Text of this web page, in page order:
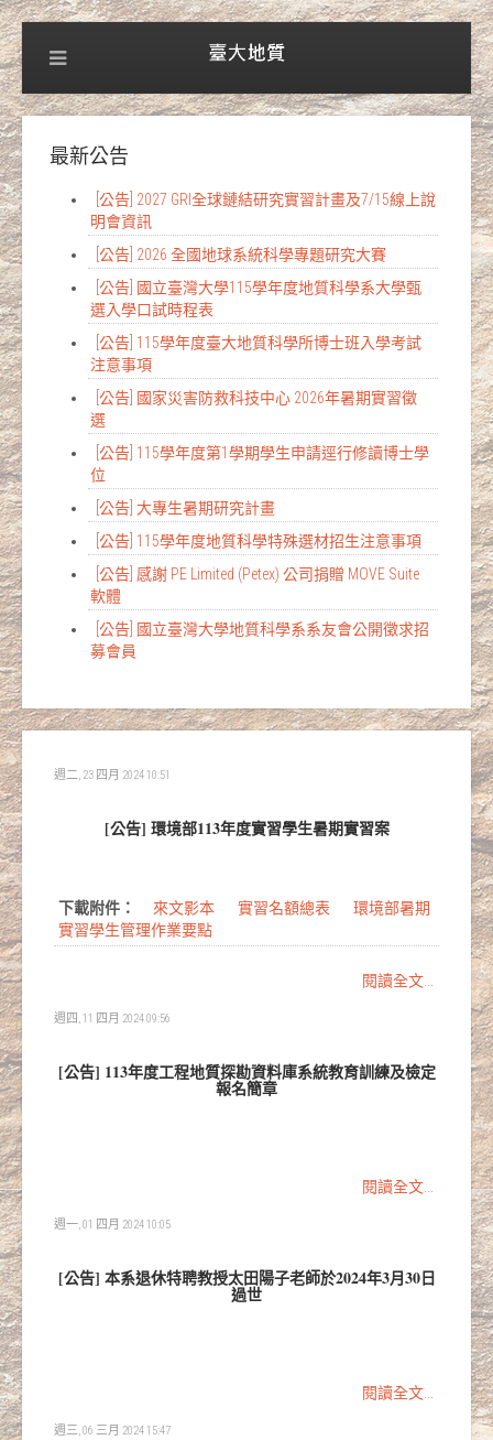
最新公告
[公告] 2027 GRI全球鏈結研究實習計畫及7/15線上說
明會資訊
[公告] 2026 全國地球系統科學專題研究大賽
[公告] 國立臺灣大學115學年度地質科學系大學甄
選入學口試時程表
[公告] 115學年度臺大地質科學所博士班入學考試
注意事項
[公告] 國家災害防救科技中心 2026年暑期實習徵
選
[公告] 115學年度第1學期學生申請逕行修讀博士學
位
[公告] 大專生暑期研究計畫
[公告] 115學年度地質科學特殊選材招生注意事項
[公告] 感謝 PE Limited (Petex) 公司捐贈 MOVE Suite
軟體
[公告] 國立臺灣大學地質科學系系友會公開徵求招
募會員
週二, 23 四月 2024 10:51
[公告] 環境部113年度實習學生暑期實習案
下載附件： 來文影本 實習名額總表
環境部暑期
實習學生管理作業要點
閱讀全文...
週四, 11 四月 2024 09:56
[公告] 113年度工程地質探勘資料庫系統教育訓練及檢定
報名簡章
閱讀全文...
週一, 01 四月 2024 10:05
[公告] 本系退休特聘教授太田陽子老師於2024年3月30日
過世
閱讀全文...
週三, 06 三月 2024 15:47